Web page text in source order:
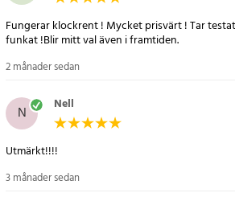
DESKJET 1055
DESKJET 1510
DESKJET 1510 ALL-IN-ONE
DESKJET 1514
DESKJET 2050
DESKJET 2050 S
DESKJET 2050A
DESKJET 2054A
DESKJET 2510
Fungerar klockrent ! Mycket prisvärt ! Tar
funkat !Blir mitt val även i framtiden.
2 månader sedan
N Nell
Utmärkt!!!!
3 månader sedan